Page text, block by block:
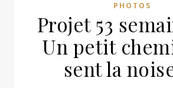
PHOTOS
Projet 53
Un petit
sent la